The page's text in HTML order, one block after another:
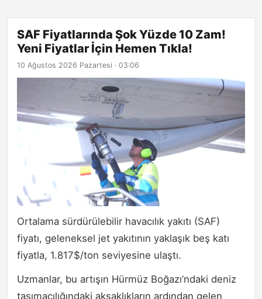
SAF Fiyatlarında Şok Yüzde 10 Zam!
Yeni Fiyatlar İçin Hemen Tıkla!
10 Ağustos 2026 Pazartesi · 03:06
Ortalama sürdürülebilir havacılık yakıtı (SAF)
fiyatı, geleneksel jet yakıtının yaklaşık beş katı
fiyatla, 1.817$/ton seviyesine ulaştı.
Uzmanlar, bu artışın Hürmüz Boğazı’ndaki deniz
taşımacılığındaki aksaklıkların ardından gelen